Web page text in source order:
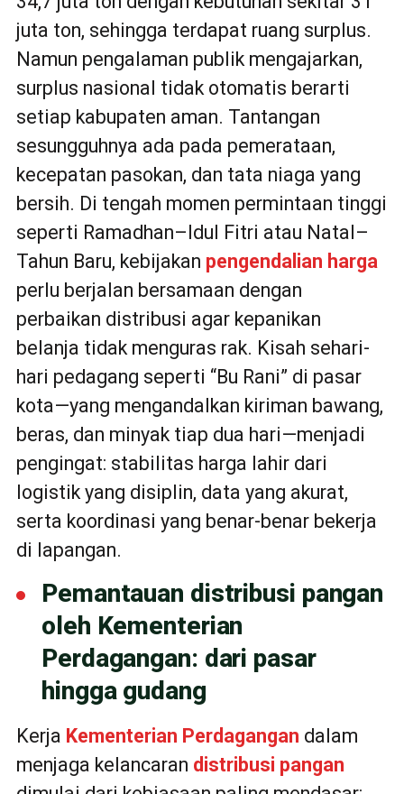
juta ton, sehingga terdapat ruang surplus.
Namun pengalaman publik mengajarkan,
surplus nasional tidak otomatis berarti
setiap kabupaten aman. Tantangan
sesungguhnya ada pada pemerataan,
kecepatan pasokan, dan tata niaga yang
bersih. Di tengah momen permintaan tinggi
seperti Ramadhan–Idul Fitri atau Natal–
Tahun Baru, kebijakan pengendalian harga
perlu berjalan bersamaan dengan
perbaikan distribusi agar kepanikan
belanja tidak menguras rak. Kisah sehari-
hari pedagang seperti “Bu Rani” di pasar
kota—yang mengandalkan kiriman bawang,
beras, dan minyak tiap dua hari—menjadi
pengingat: stabilitas harga lahir dari
logistik yang disiplin, data yang akurat,
serta koordinasi yang benar-benar bekerja
di lapangan.
Pemantauan distribusi pangan
oleh Kementerian
Perdagangan: dari pasar
hingga gudang
Kerja Kementerian Perdagangan dalam
menjaga kelancaran distribusi pangan